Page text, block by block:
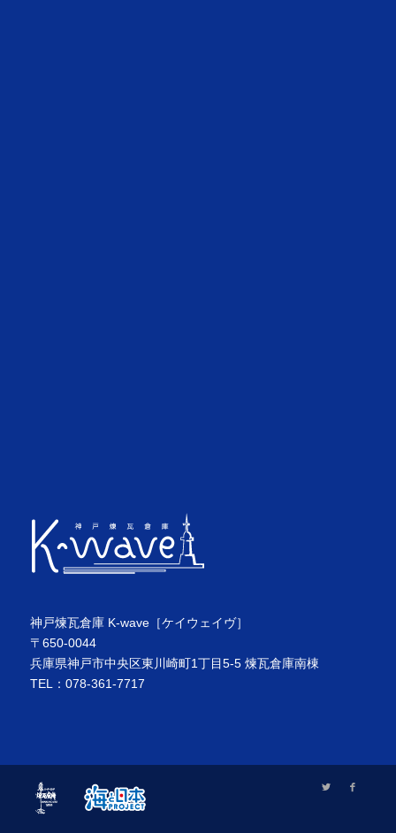
神戸煉瓦倉庫 K-wave［ケイウェイヴ］
〒650-0044
兵庫県神戸市中央区東川崎町1丁目5-5 煉瓦倉庫南棟
TEL：078-361-7717